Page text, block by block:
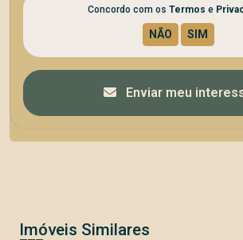
Concordo com os Termos e
Enviar meu
Imóveis Similares